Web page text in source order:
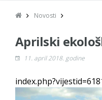
ZA 2026.
Obavještenje
Novosti
Aprilski
11. april 2018. godine